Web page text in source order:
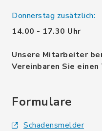
Donnerstag zusätzlich:
14.00 - 17.30 Uhr
Unsere Mitarbeiter
Vereinbaren Sie einen
Formulare
Schadensmelder